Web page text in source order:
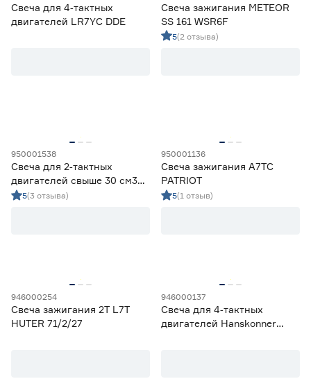
Свеча для 4‑тактных
двигателей LR7YC DDE
Свеча зажигания METEOR
SS 161 WSR6F
5(2 отзыва)
950001538
Свеча для 2‑тактных
двигателей свыше 30 см3
PR7Y DDE
5(3 отзыва)
950001136
Свеча зажигания A7TC
PATRIOT
5(1 отзыв)
946000254
Свеча зажигания 2T L7T
HUTER 71/2/27
946000137
Свеча для 4‑тактных
двигателей Hanskonner